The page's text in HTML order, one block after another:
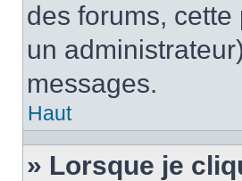
des forums,
un
messages.
Haut
» Lorsque je